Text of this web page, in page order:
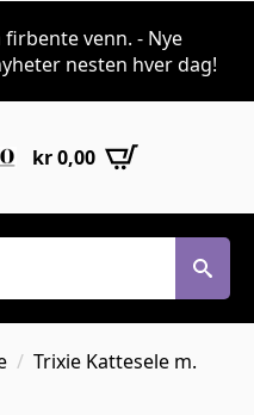
venn. - Nye
nesten hver dag!
kr0,00
Trixie Kattesele m.